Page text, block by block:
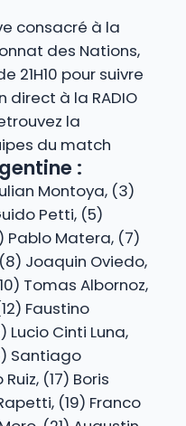
consacré à la
des Nations,
21H10 pour suivre
direct à la RADIO
la
du match
:
Montoya, (3)
Petti, (5)
Pablo Matera, (7)
Joaquin Oviedo,
Tomas Albornoz,
Faustino
Lucio Cinti Luna,
Santiago
(17) Boris
(19) Franco